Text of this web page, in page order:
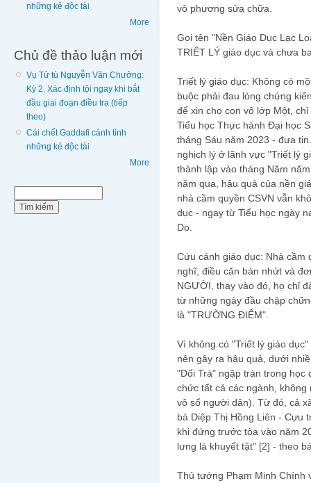
những kẻ độc tài
More
Chủ đề thảo luận mới
Vụ Tử tù Nguyễn Văn Chưởng:
Kỳ 2. Xác định tội ngay khi bắt
đầu giai đoạn điều tra (tiếp
theo)
Cái chết Gaddafi cảnh tỉnh
những kẻ độc tài
More
vô phương sửa chữa.
Gọi tên "Nền Giáo Dục Lạc
TRIẾT LÝ giáo dục và chưa
Triết lý giáo dục: Không có
buộc phải đau lòng chứng
để xin cho con vô lớp Một,
Tiểu học Thực hành Đại học
tháng Sáu năm 2023 - đưa
nghịch lý ở lãnh vực "Triết lý
thành lập vào tháng Năm
năm qua, hậu quả của nền
nhà cầm quyền CSVN vẫn
dục - ngay từ Tiểu học ngày
Do.
Cứu cánh giáo dục: Nhà cầm
nghĩ, điều căn bản nhứt và
NGƯỜI, thay vào đó, họ chỉ
từ những ngày đầu chập
là "TRƯỜNG ĐIỂM".
Vì không có "Triết lý giáo
nên gây ra hậu quả, dưới
"Dối Trá" ngập tràn trong
chức tất cả các ngành,
vô số người dân). Từ đó, cả
bà Diệp Thị Hồng Liên - Cựu
khi đứng trước tòa vào năm
lưng là khuyết tật" [2] - theo
Thủ tướng Phạm Minh Chính